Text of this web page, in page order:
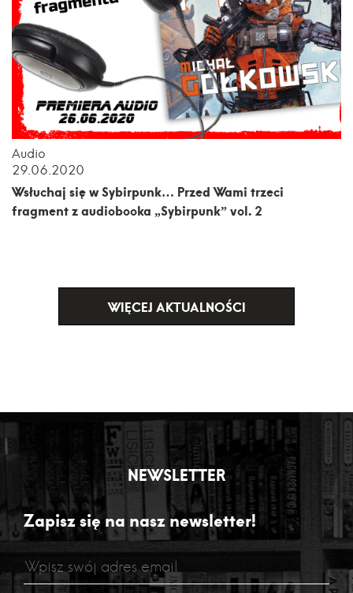
Audio
29.06.2020
Wsłuchaj się w Sybirpunk… Przed Wami trzeci
fragment z audiobooka „Sybirpunk” vol. 2
WIĘCEJ AKTUALNOŚCI
NEWSLETTER
Zapisz się na nasz newsletter!